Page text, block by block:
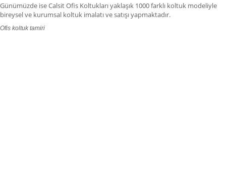
Günümüzde ise Calsit Ofis Koltukları yaklaşık 1000 farklı koltuk modeliyle
bireysel ve kurumsal koltuk imalatı ve satışı yapmaktadır.
Ofis koltuk tamiri